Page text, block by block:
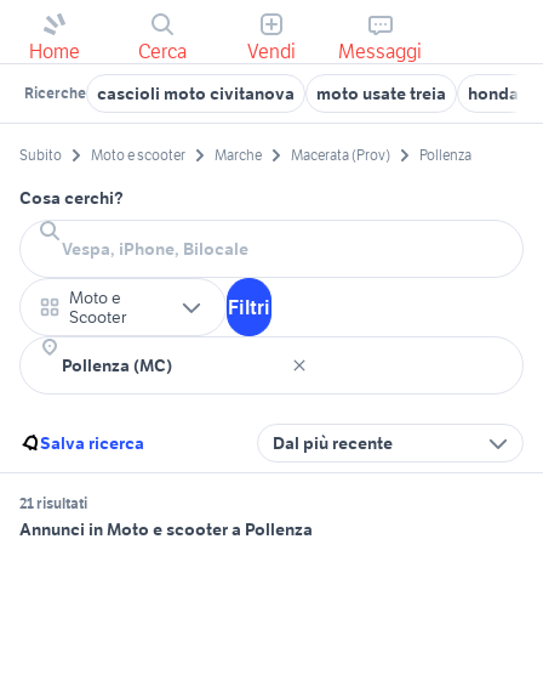
Home Cerca Vendi Messaggi
Ricerche cascioli moto civitanova moto usate treia honda
Subito Moto e scooter Marche Macerata (Prov) Pollenza
Cosa cerchi?
Moto e
Scooter
Filtri
Salva ricerca Dal più recente
21 risultati
Annunci in Moto e scooter a Pollenza